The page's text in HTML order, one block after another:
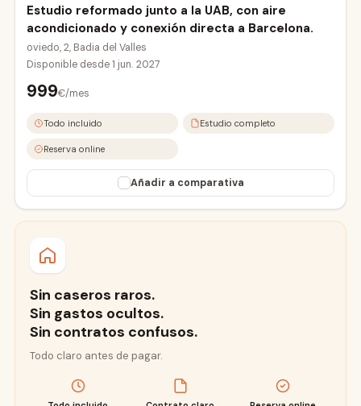
Estudio reformado junto a la UAB, con aire
acondicionado y conexión directa a Barcelona.
oviedo, 2, Badia del Valles
Disponible desde1 jun. 2027
999€/mes
Todo incluido Estudio completo
Reserva online
Añadir a comparativa
Sin caseros raros.
Sin gastos ocultos.
Sin contratos confusos.
Todo claro antes de pagar.